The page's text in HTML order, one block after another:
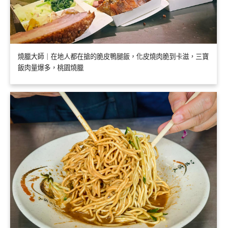
燒臘大師｜在地人都在搶的脆皮鴨腿飯，化皮燒肉脆到卡滋，三寶
飯肉量爆多，桃園燒臘